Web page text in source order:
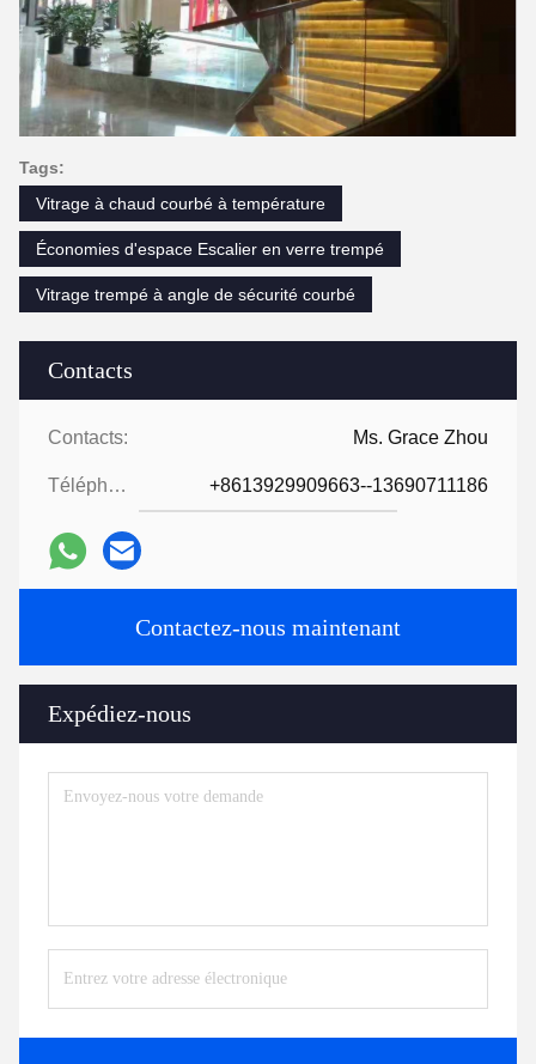
Contacts
Contacts: Ms. Grace Zhou
Téléphone: +8613929909663--13690711186
Contactez-nous maintenant
Expédiez-nous
Tags:
Vitrage à chaud courbé à température
Économies d'espace Escalier en verre trempé
Vitrage trempé à angle de sécurité courbé